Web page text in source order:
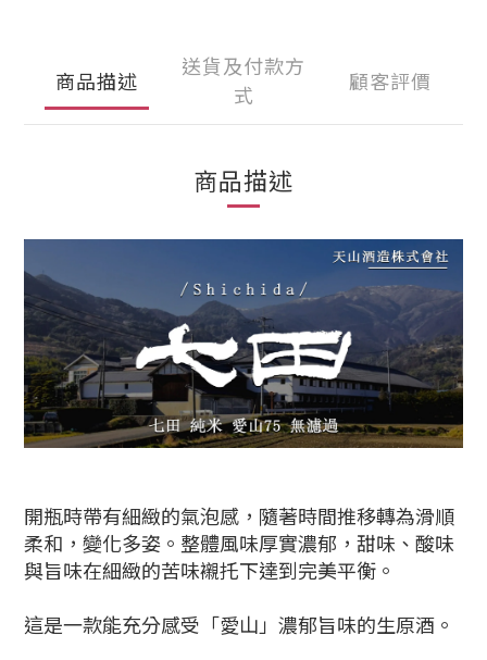
商品描述
送貨及付款方
式
顧客評價
商品描述
開瓶時帶有細緻的氣泡感，隨著時間推移轉為滑順
柔和，變化多姿。整體風味厚實濃郁，甜味、酸味
與旨味在細緻的苦味襯托下達到完美平衡。
這是一款能充分感受「愛山」濃郁旨味的生原酒。